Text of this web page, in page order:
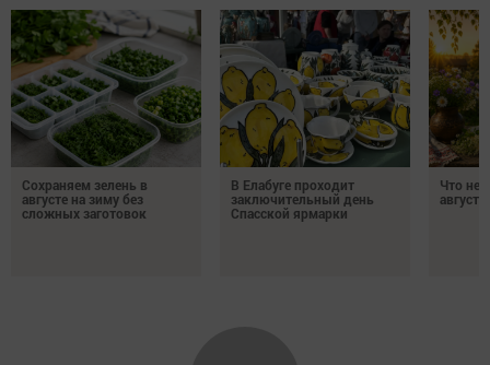
Сохраняем зелень в
августе на зиму без
сложных заготовок
В Елабуге проходит
заключительный день
Спасской ярмарки
Что